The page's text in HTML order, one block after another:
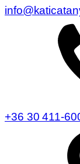
+36 30 411-